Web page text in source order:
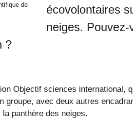
de
écovolontaires
neiges.
?
Objectif sciences international,
groupe, avec deux autres
panthère des neiges.